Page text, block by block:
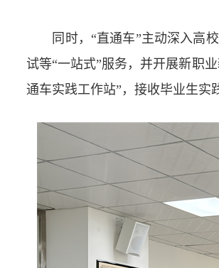
同时，“直通车”主动深入高校
试等“一站式”服务，并开展新职
通车实践工作站”，接收毕业生实